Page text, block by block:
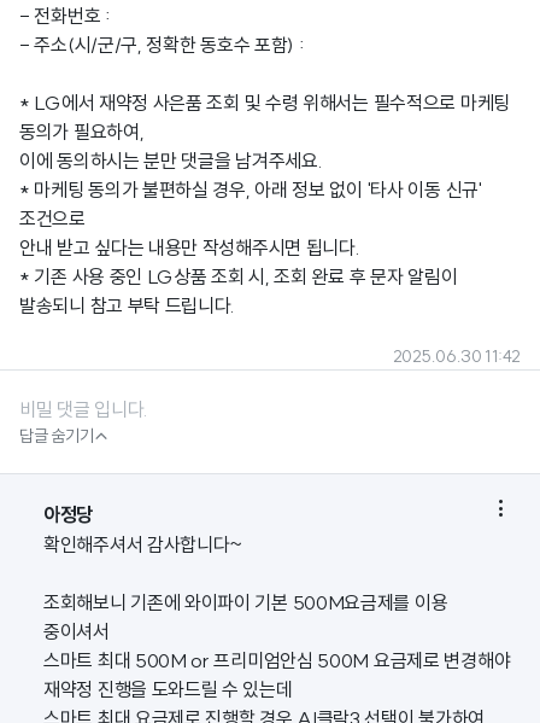
- 전화번호 :
- 주소(시/군/구, 정확한 동호수 포함) :
* LG에서 재약정 사은품 조회 및 수령 위해서는 필수적으로 마케팅
동의가 필요하여,
이에 동의하시는 분만 댓글을 남겨주세요.
* 마케팅 동의가 불편하실 경우, 아래 정보 없이 '타사 이동 신규'
조건으로
안내 받고 싶다는 내용만 작성해주시면 됩니다.
* 기존 사용 중인 LG상품 조회 시, 조회 완료 후 문자 알림이
발송되니 참고 부탁 드립니다.
2025.06.30 11:42
비밀 댓글 입니다.
답글 숨기기
아정당 
확인해주셔서 감사합니다~
조회해보니 기존에 와이파이 기본 500M요금제를 이용
중이셔서
스마트 최대 500M or 프리미엄안심 500M 요금제로 변경해야
재약정 진행을 도와드릴 수 있는데
스마트 최대 요금제로 진행할 경우 AI클락3 선택이 불가하여,